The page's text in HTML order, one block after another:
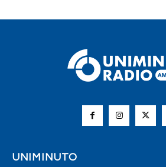
UNIMINUTO